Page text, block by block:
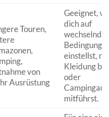
Touren,
von
Ausrüstung
Geeignet,
dich auf
wechselnde
einstellst,
Kleidung
oder
mitführst.